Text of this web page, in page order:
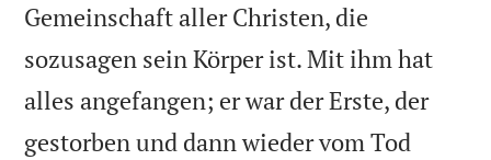
Gemeinschaft aller Christen, die
sozusagen sein Körper ist. Mit ihm hat
alles angefangen; er war der Erste, der
gestorben und dann wieder vom Tod